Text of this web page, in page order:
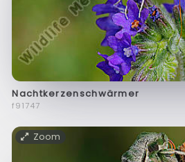
Nachtkerzenschwärmer
f91747
Zoom